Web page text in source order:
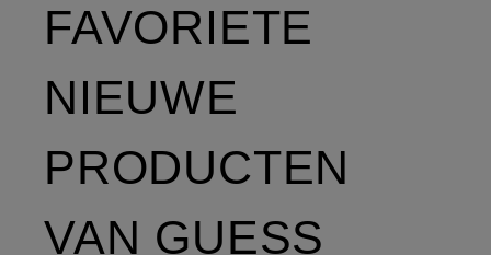
FAVORIETE
NIEUWE
PRODUCTEN
VAN GUESS